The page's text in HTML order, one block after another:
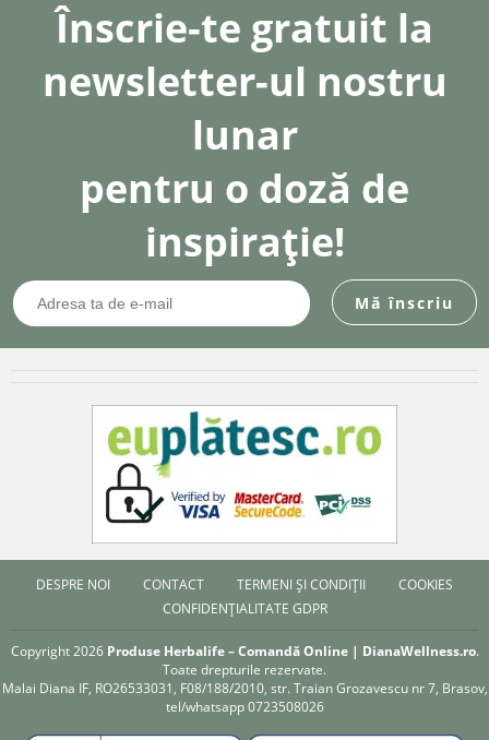
Înscrie-te gratuit la
newsletter-ul nostru
lunar
pentru o doză de
inspirație!
DESPRE NOI CONTACT TERMENI ȘI CONDIȚII
COOKIES
CONFIDENȚIALITATE GDPR
Copyright 2026 Produse Herbalife – Comandă Online | DianaWellness.ro.
Toate drepturile rezervate.
Malai Diana IF, RO26533031, F08/188/2010, str. Traian Grozavescu nr 7, Brasov,
tel/whatsapp 0723508026